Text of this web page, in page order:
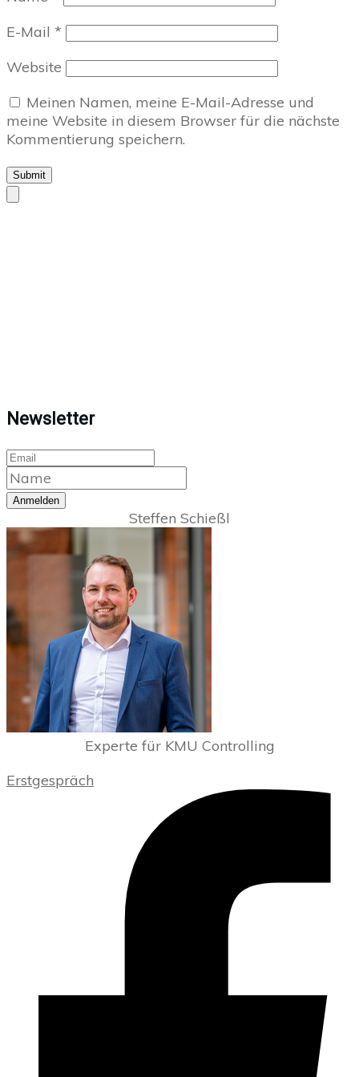
E-Mail *
Website
Meinen Namen, meine E-Mail-Adresse und
meine Website in diesem Browser für die nächste
Kommentierung speichern.
Submit
Newsletter
Anmelden
Steffen Schießl
Experte für KMU Controlling
Erstgespräch